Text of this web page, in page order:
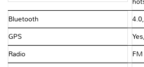
Bluetooth
GPS
Radio FM